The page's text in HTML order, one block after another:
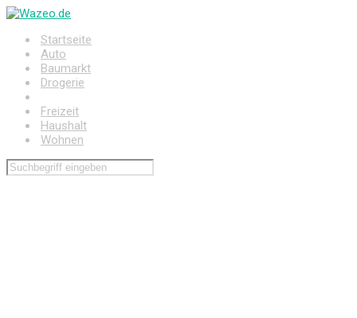
Zum
springenStartseite
Auto
Baumarkt
Drogerie
Freizeit
Haushalt
Wohnen